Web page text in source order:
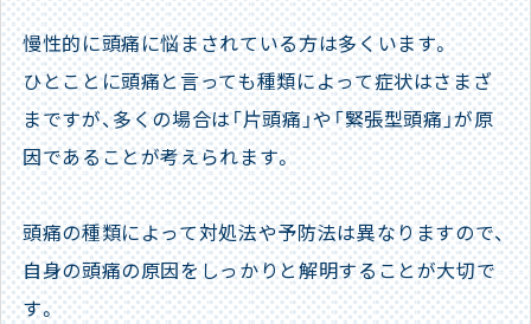
慢性的に頭痛に悩まされている方は多くいます。
ひとことに頭痛と言っても種類によって症状はさまざ
まですが、多くの場合は「片頭痛」や「緊張型頭痛」が原
因であることが考えられます。
頭痛の種類によって対処法や予防法は異なりますので、
自身の頭痛の原因をしっかりと解明することが大切で
す。